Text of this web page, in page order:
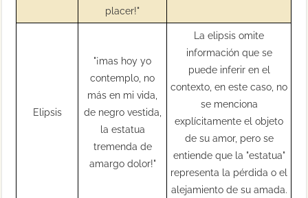
placer!"
Elipsis
"¡mas hoy yo
contemplo, no
más en mi vida,
de negro vestida,
la estatua
tremenda de
amargo dolor!"
La elipsis omite
información que se
puede inferir en el
contexto, en este caso, no
se menciona
explícitamente el objeto
de su amor, pero se
entiende que la "estatua"
representa la pérdida o el
alejamiento de su amada.